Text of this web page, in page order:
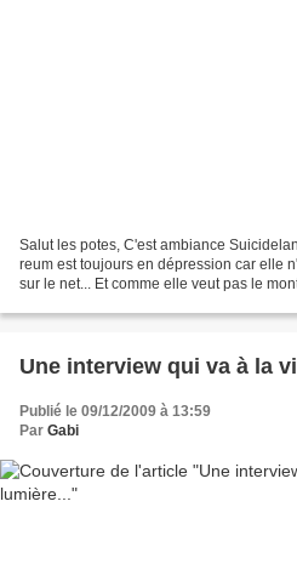
Salut les potes, C'est ambiance
reum est toujours en dépression car elle
sur le net... Et comme elle veut pas le
Une interview qui va à la
Publié le 09/12/2009 à 13:59
Par Gabi